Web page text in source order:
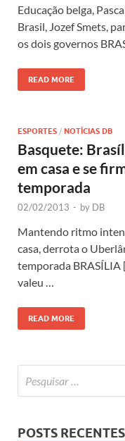
Educação belga,
Brasil, Jozef Smets,
os dois governos
READ MORE
ESPORTES / NOTÍCIAS DB
Basquete:
em casa e se
temporada
02/02/2013 - by DB
Mantendo ritmo
casa, derrota o
temporada BRASÍLIA
valeu …
READ MORE
POSTS RECENTES